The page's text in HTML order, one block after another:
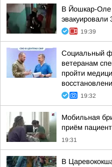
В Йошкар-Оле
эвакуировали
19:39
Социальный
ветеранам
пройти
19:32
Мобильная
приём
19:31
В